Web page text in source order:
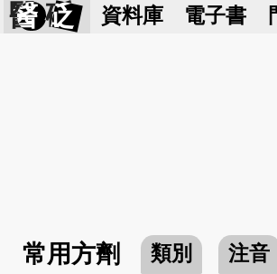
醫 砭 資料庫 電子書
常用方劑 類別 注音